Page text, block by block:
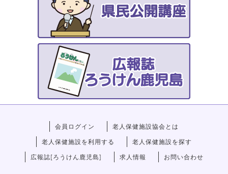
会員ログイン
老人保健施設協会とは
老人保健施設を利用する
老人保健施設を探す
広報誌[ろうけん鹿児島]
求人情報 お問い合わせ